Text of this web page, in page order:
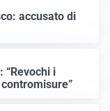
accusato di
“Revochi i